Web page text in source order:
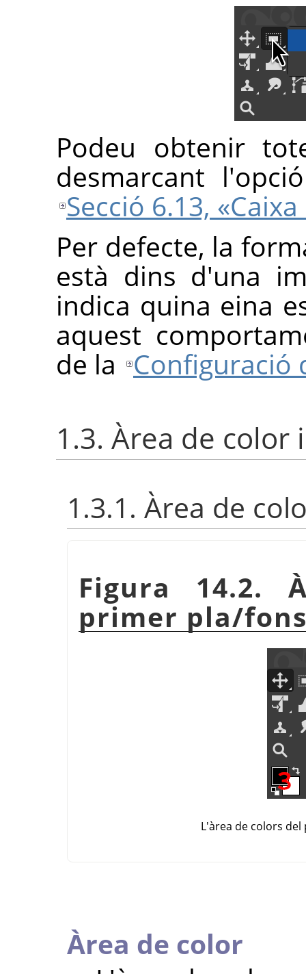
Podeu obtenir
desmarcant
Secció 6.13,
Per defecte, la
està dins d'una
indica quina eina
aquest
de la Configuració
1.3. Àrea de color
1.3.1. Àrea de
Figura 14.2.
primer pla/
L'àrea de colors
Àrea de color